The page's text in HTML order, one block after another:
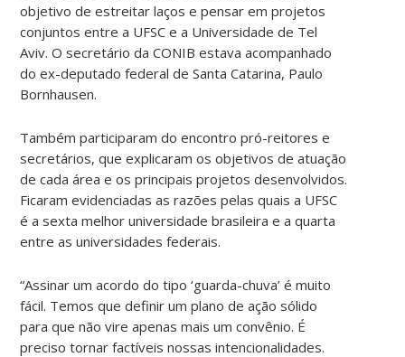
objetivo de estreitar laços e pensar em projetos
conjuntos entre a UFSC e a Universidade de Tel
Aviv. O secretário da CONIB estava acompanhado
do ex-deputado federal de Santa Catarina, Paulo
Bornhausen.
Também participaram do encontro pró-reitores e
secretários, que explicaram os objetivos de atuação
de cada área e os principais projetos desenvolvidos.
Ficaram evidenciadas as razões pelas quais a UFSC
é a sexta melhor universidade brasileira e a quarta
entre as universidades federais.
“Assinar um acordo do tipo ‘guarda-chuva’ é muito
fácil. Temos que definir um plano de ação sólido
para que não vire apenas mais um convênio. É
preciso tornar factíveis nossas intencionalidades.